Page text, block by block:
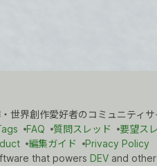
世界創作愛好者のコミュニティサ
FAQ 質問スレッド 要望ス
編集ガイド
Privacy Policy
that powers DEVand other